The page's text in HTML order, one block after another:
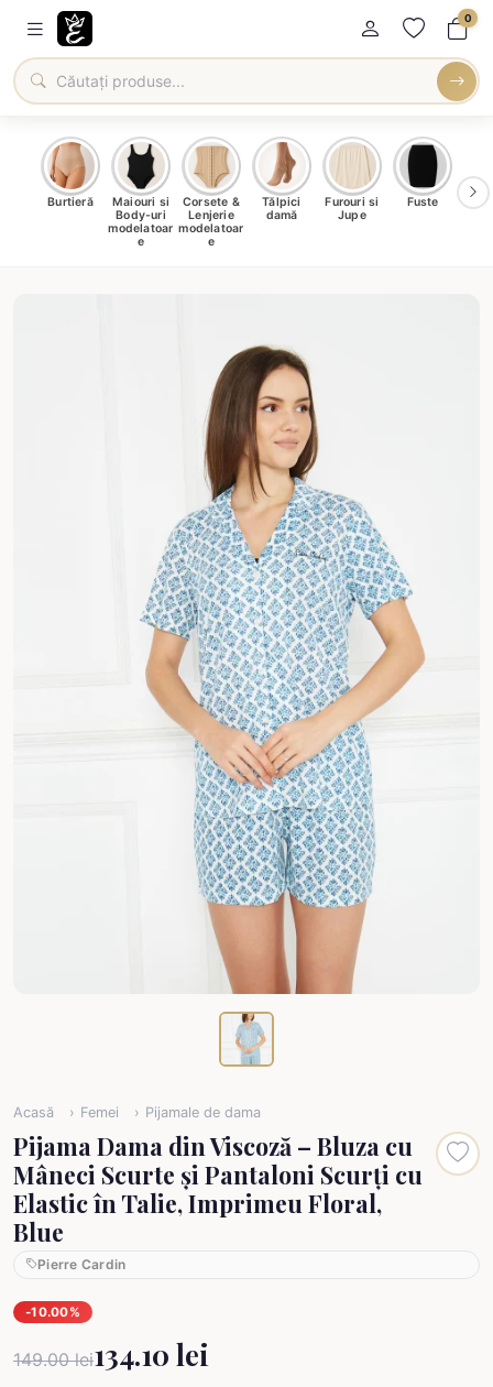
0
Burtieră
Maiouri si
Body-uri
modelatoar
e
Corsete &
Lenjerie
modelatoar
e
Tălpici
damă
Furouri si
Jupe
Fuste
Acasă Femei Pijamale de dama
Pijama Dama din Viscoză – Bluza cu
Mâneci Scurte și Pantaloni Scurți cu
Elastic în Talie, Imprimeu Floral,
Blue
Pierre Cardin
-10.00%
149.00 lei134.10 lei